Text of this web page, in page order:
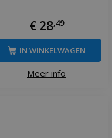
€ 28,49
Meer info
IN WINKELWAGEN